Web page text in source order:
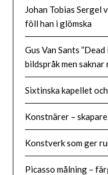
Johan Tobias Sergel
föll han i glömska
Gus Van Sants
bildspråk men
Sixtinska kapellet
Konstnärer –
Konstverk som ger
Picasso målning –